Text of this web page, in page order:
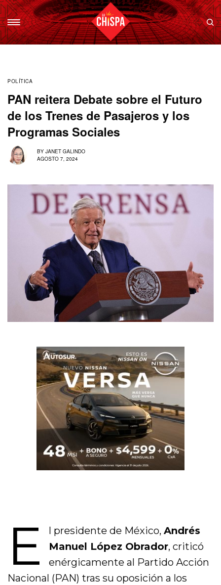
POLÍTICA
PAN reitera Debate sobre el Futuro
de los Trenes de Pasajeros y los
Programas Sociales
BY JANET GALINDO
AGOSTO 7, 2024
E l presidente de México, Andrés
Manuel López Obrador, criticó
enérgicamente al Partido Acción
Nacional (PAN) tras su oposición a los